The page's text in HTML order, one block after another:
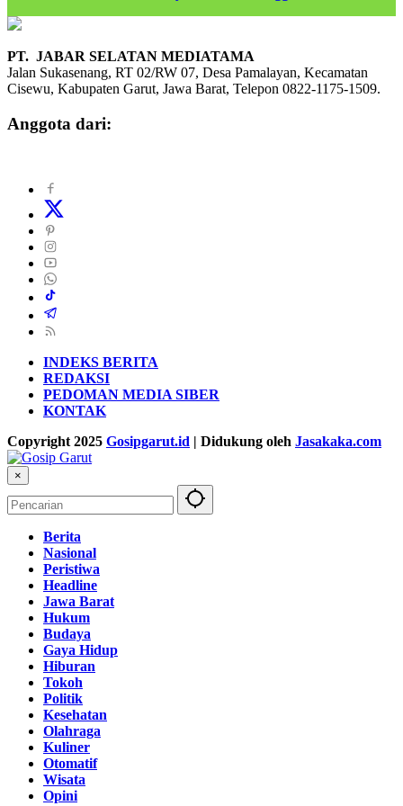
PT. JABAR SELATAN MEDIATAMA
Jalan Sukasenang, RT 02/RW 07, Desa Pamalayan, Kecamatan
Cisewu, Kabupaten Garut, Jawa Barat, Telepon 0822-1175-1509.
Anggota dari:
INDEKS BERITA
REDAKSI
PEDOMAN MEDIA SIBER
KONTAK
Copyright 2025 Gosipgarut.id | Didukung oleh Jasakaka.com
×
Berita
Nasional
Peristiwa
Headline
Jawa Barat
Hukum
Budaya
Gaya Hidup
Hiburan
Tokoh
Politik
Kesehatan
Olahraga
Kuliner
Otomatif
Wisata
Opini